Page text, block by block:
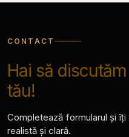
CONTACT
Hai să
tău!
Completează formularul și
realistă și clară.